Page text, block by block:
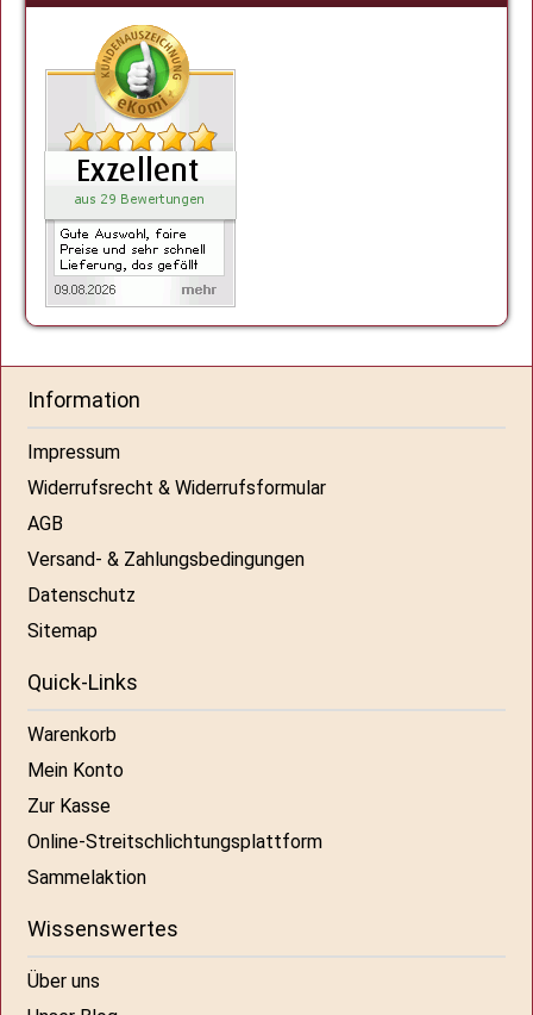
Information
Impressum
Widerrufsrecht & Widerrufsformular
AGB
Versand- & Zahlungsbedingungen
Datenschutz
Sitemap
Quick-Links
Warenkorb
Mein Konto
Zur Kasse
Online-Streitschlichtungsplattform
Sammelaktion
Wissenswertes
Über uns